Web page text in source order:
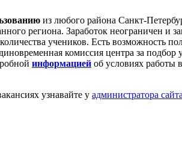
из любого района Санкт-
региона. Заработок неограничен и
учеников. Есть возможность
комиссия центра за подбор
информацией об условиях работы
узнавайте у администратора сайта